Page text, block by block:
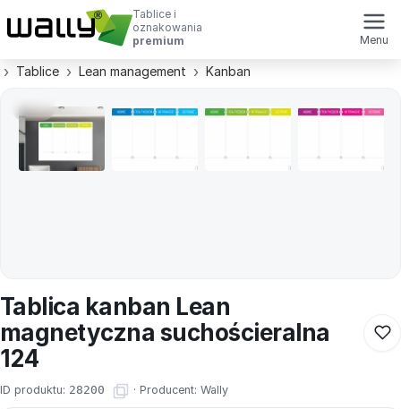
Tablice i
oznakowania
premium
Menu
Tablice Lean management Kanban
Tablica kanban Lean
magnetyczna suchościeralna
124
ID produktu: 28200 · Producent: Wally